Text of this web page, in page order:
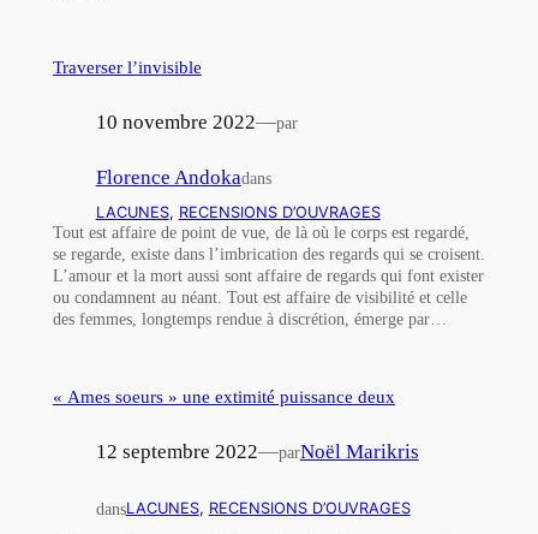
Traverser l’invisible
10 novembre 2022—par
Florence Andokadans
LACUNES, RECENSIONS D’OUVRAGES
Tout est affaire de point de vue, de là où le corps est regardé,
se regarde, existe dans l’imbrication des regards qui se croisent.
L’amour et la mort aussi sont affaire de regards qui font exister
ou condamnent au néant. Tout est affaire de visibilité et celle
des femmes, longtemps rendue à discrétion, émerge par…
« Ames soeurs » une extimité puissance deux
12 septembre 2022—parNoël Marikris
dansLACUNES, RECENSIONS D’OUVRAGES